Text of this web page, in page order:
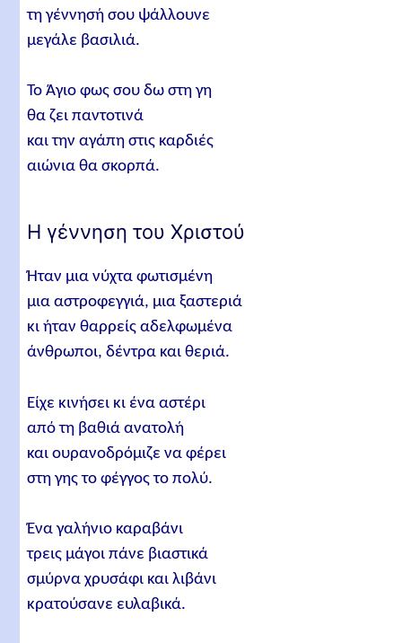
τη γέννησή σου ψάλλουνε
μεγάλε βασιλιά.
Το Άγιο φως σου δω στη γη
θα ζει παντοτινά
και την αγάπη στις καρδιές
αιώνια θα σκορπά.
Η γέννηση του Χριστού
Ήταν μια νύχτα φωτισμένη
μια αστροφεγγιά, μια ξαστεριά
κι ήταν θαρρείς αδελφωμένα
άνθρωποι, δέντρα και θεριά.
Είχε κινήσει κι ένα αστέρι
από τη βαθιά ανατολή
και ουρανοδρόμιζε να φέρει
στη γης το φέγγος το πολύ.
Ένα γαλήνιο καραβάνι
τρεις μάγοι πάνε βιαστικά
σμύρνα χρυσάφι και λιβάνι
κρατούσανε ευλαβικά.